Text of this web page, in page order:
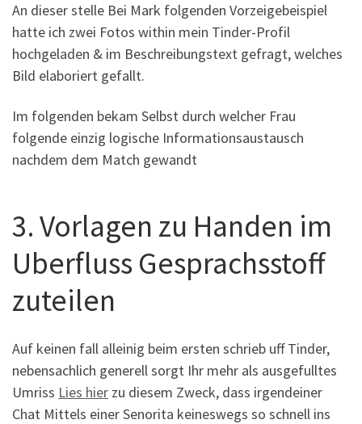
An dieser stelle Bei Mark folgenden Vorzeigebeispiel
hatte ich zwei Fotos within mein Tinder-Profil
hochgeladen & im Beschreibungstext gefragt, welches
Bild elaboriert gefallt.
Im folgenden bekam Selbst durch welcher Frau
folgende einzig logische Informationsaustausch
nachdem dem Match gewandt
3. Vorlagen zu Handen im
Uberfluss Gesprachsstoff
zuteilen
Auf keinen fall alleinig beim ersten schrieb uff Tinder,
nebensachlich generell sorgt Ihr mehr als ausgefulltes
Umriss Lies hier zu diesem Zweck, dass irgendeiner
Chat Mittels einer Senorita keineswegs so schnell ins